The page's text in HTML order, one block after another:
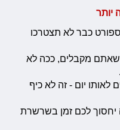
יותר
כבר לא תצטרכו
מקבלים, ככה לא
יום - זה לא כיף
יחסוך לכם זמן בשרשרת